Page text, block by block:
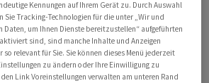
Kennungen auf Ihrem Gerät zu. Durch Auswahl
Tracking-Technologien für die unter „Wir und
Daten, um Ihnen Dienste bereitzustellen“ aufgeführten
sind, sind manche Inhalte und Anzeigen
so relevant für Sie. Sie können dieses Menü jederzeit
zu ändern oder Ihre Einwilligung zu
Link Voreinstellungen verwalten am unteren Rand